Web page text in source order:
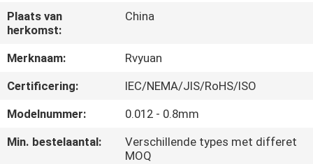
ONGEVEER
ONS
FABRIEKSREIS
KWALITEITSCONTROLE
Plaats van
herkomst:
China
Merknaam:
Rvyuan
Certificering:
IEC/NEMA/JIS/RoHS/ISO
Modelnummer:
0.012 - 0.8mm
Min. bestelaantal:
Verschillende types met differet
MOQ